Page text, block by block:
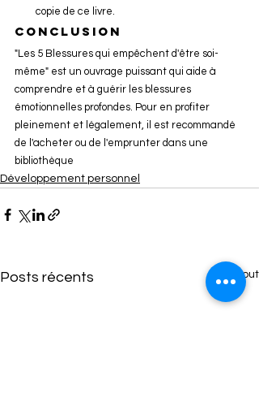
copie de ce livre.
Conclusion
"Les 5 Blessures qui empêchent d'être soi-
même" est un ouvrage puissant qui aide à
comprendre et à guérir les blessures
émotionnelles profondes. Pour en profiter
pleinement et légalement, il est recommandé
de l'acheter ou de l'emprunter dans une
bibliothèque
Développement personnel
Posts récents Voir tout